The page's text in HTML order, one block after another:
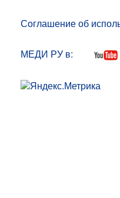
Соглашение об
МЕДИ РУ в: